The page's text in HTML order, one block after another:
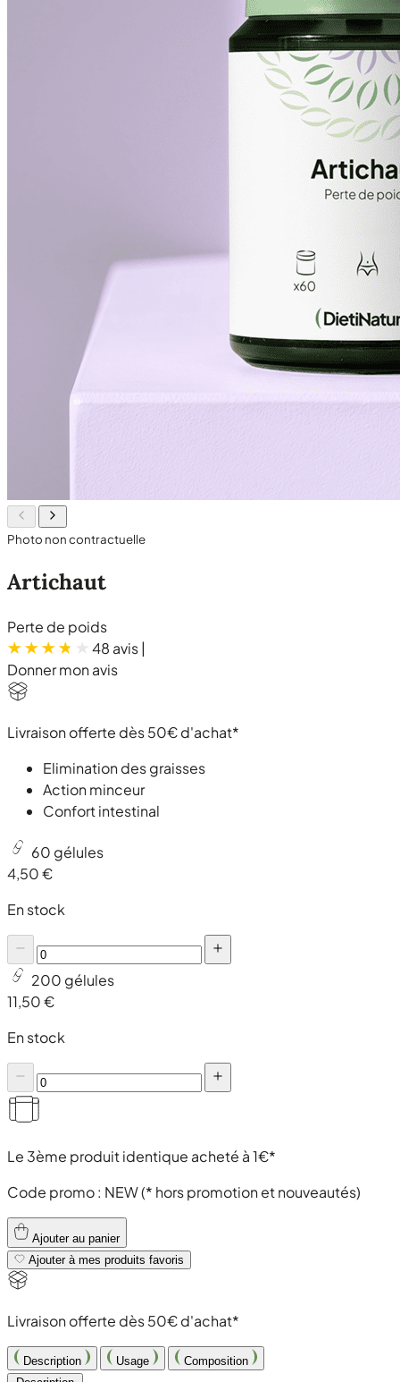
Photo non contractuelle
Artichaut
Perte de poids
48 avis|
Donner mon avis
Livraison offerte dès 50€ d'achat*
Elimination des graisses
Action minceur
Confort intestinal
60 gélules
4,50 €
En stock
200 gélules
11,50 €
En stock
Le 3ème produit identique acheté à 1€*
Code promo : NEW(* hors promotion et nouveautés)
Ajouter au panier
Ajouter à mes produits favoris
Livraison offerte dès 50€ d'achat*
Description Usage
Composition